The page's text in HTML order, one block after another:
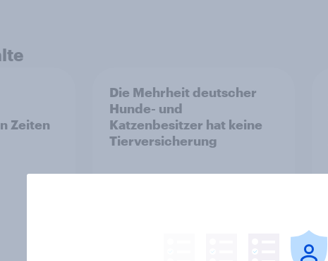
Zeiten
Die Mehrheit deutscher
Hunde- und
Katzenbesitzer hat keine
Tierversicherung